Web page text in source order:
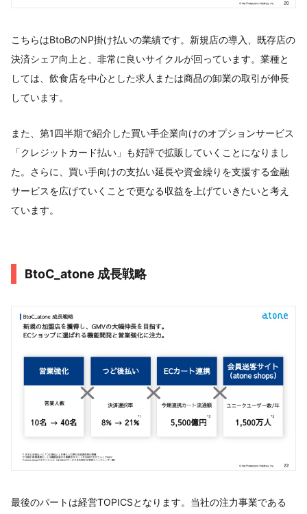
こちらはBtoBのNP掛け払いの業績です。新規店の導入、既存店の
決済シェア向上と、非常に良いサイクルが回っています。業種と
しては、飲食店を中心とした求人または商品の卸業の取引が伸長
しています。
また、第1四半期で紹介した買い手企業向けのオプションサービス
「クレジットカード払い」も好評で拡販していくことになりまし
た。さらに、買い手向けの支払い延長や資金繰りを支援する金融
サービスを広げていくことで更なる収益を上げていきたいと考え
ています。
BtoC_atone 成長戦略
最後のパートは経営TOPICSとなります。当社の注力事業である